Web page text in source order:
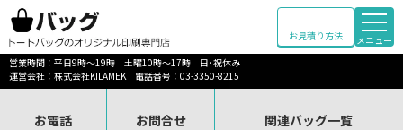
お見積り方法
メニュー
営業時間：平日9時～19時 土曜10時～17時 日･祝休み
運営会社：株式会社KILAMEK 電話番号：03-3350-8215
お電話 お問合せ 関連バッグ一覧